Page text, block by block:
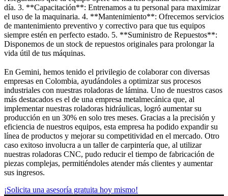
día. 3. **Capacitación**: Entrenamos a tu personal para maximizar
el uso de la maquinaria. 4. **Mantenimiento**: Ofrecemos servicios
de mantenimiento preventivo y correctivo para que tus equipos
siempre estén en perfecto estado. 5. **Suministro de Repuestos**:
Disponemos de un stock de repuestos originales para prolongar la
vida útil de tus máquinas.
En Gemini, hemos tenido el privilegio de colaborar con diversas
empresas en Colombia, ayudándoles a optimizar sus procesos
industriales con nuestras roladoras de lámina. Uno de nuestros casos
más destacados es el de una empresa metalmecánica que, al
implementar nuestras roladoras hidráulicas, logró aumentar su
producción en un 30% en solo tres meses. Gracias a la precisión y
eficiencia de nuestros equipos, esta empresa ha podido expandir su
línea de productos y mejorar su competitividad en el mercado. Otro
caso exitoso involucra a un taller de carpintería que, al utilizar
nuestras roladoras CNC, pudo reducir el tiempo de fabricación de
piezas complejas, permitiéndoles atender más clientes y aumentar
sus ingresos.
¡Solicita una asesoría gratuita hoy mismo!